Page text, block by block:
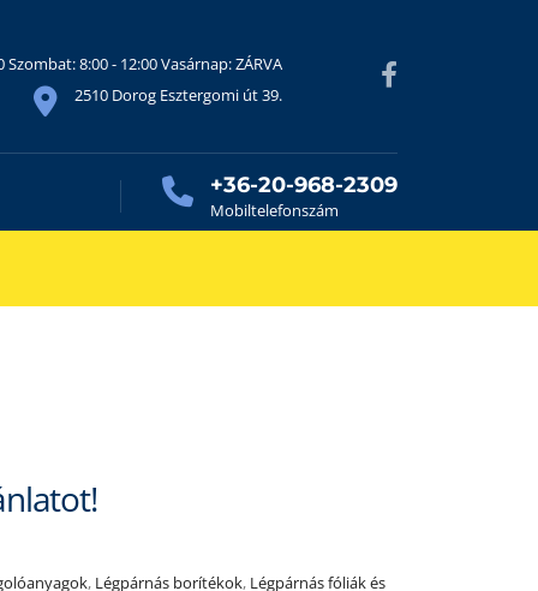
8:00 - 12:00 Vasárnap: ZÁRVA
2510 Dorog Esztergomi út 39.
+36-20-968-2309
Mobiltelefonszám
, Légpárnás borítékok, Légpárnás fóliák és